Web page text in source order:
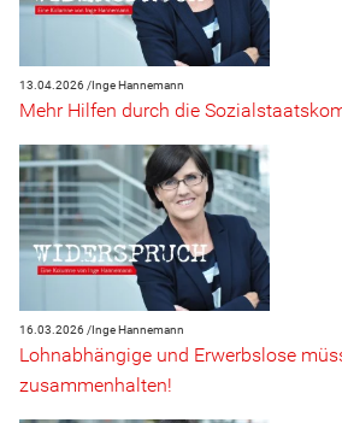
13.04.2026 /Inge Hannemann
Mehr Hilfen durch die
16.03.2026 /Inge Hannemann
Lohnabhängige und Erwerbslose
zusammenhalten!